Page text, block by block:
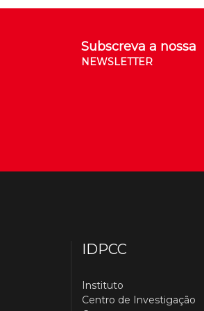
Subscreva a nossa
NEWSLETTER
IDPCC
Instituto
Centro de Investigação